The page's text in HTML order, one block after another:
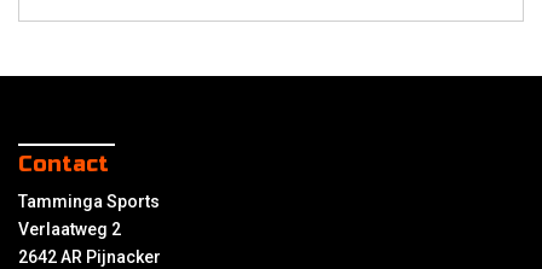
Contact
Tamminga Sports
Verlaatweg 2
2642 AR Pijnacker